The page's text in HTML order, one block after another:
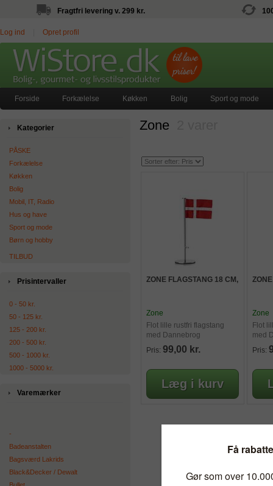
Fragtfri levering v. 299 kr.
Log ind Opret profil
Forside Forkælelse Køkken Bolig Sport og mode
Kategorier
PÅSKE
Forkælelse
Køkken
Bolig
Mobil, IT, Radio
Hus og have
Sport og mode
Børn og hobby
TILBUD
Prisintervaller
0 - 50 kr.
50 - 125 kr.
125 - 200 kr.
200 - 500 kr.
500 - 1000 kr.
1000 - 5000 kr.
Varemærker
-
Badeanstalten
Bagsværd Lakrids
Black&Decker / Dewalt
Zone
ZONE FLAGSTANG 18 CM,
Zone
Flot lille rustfri flagstang
med Dannebrog
Pris: 99,00 kr.
Zone
Flot
med
Pris: